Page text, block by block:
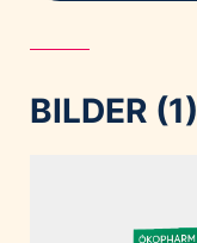
BILDER (1)